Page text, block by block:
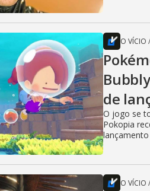
O VÍCIO /
de
O jogo se
Pokopia
lançamento
O VÍCIO /